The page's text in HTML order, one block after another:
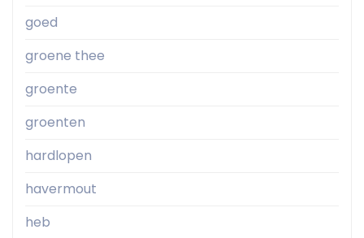
goed
groene thee
groente
groenten
hardlopen
havermout
heb